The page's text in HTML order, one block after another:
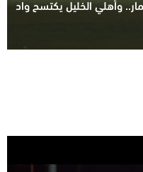
وأهلي الخليل يكتسح واد